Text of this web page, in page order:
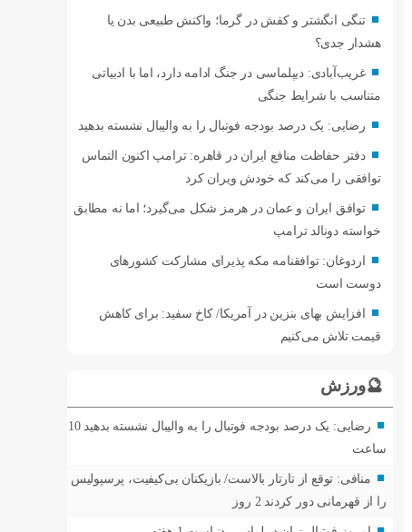
تنگی انگشتر و کفش در گرما؛ واکنش طبیعی بدن یا
هشدار جدی؟
غریب‌آبادی: دیپلماسی در جنگ ادامه دارد، اما با ادبیاتی
متناسب با شرایط جنگی
رضایی: یک درصد بودجه فوتبال را به والیبال نشسته بدهید
دفتر حفاظت منافع ایران در قاهره: ترامپ اکنون التماس
توافقی را می‌کند که خودش ویران کرد
توافق ایران و عمان در هرمز شکل می‌گیرد؛ اما نه مطابق
خواسته دونالد ترامپ
اردوغان: توافقنامه مکه پذیرای مشارکت کشورهای
دوست است
افزایش بهای بنزین در آمریکا/ کاخ سفید: برای کاهش
قیمت تلاش می‌کنیم
🔮ورزش
رضایی: یک درصد بودجه فوتبال را به والیبال نشسته بدهید 10
ساعت
منافی: توقع از تارتار بالاست/ بازیکنان بی‌کیفیت، پرسپولیس
را از قهرمانی دور کردند 2 روز